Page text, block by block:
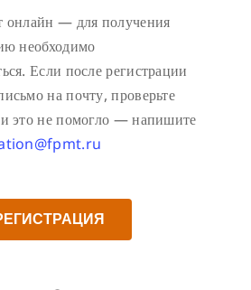
онлайн — для получения
необходимо
Если после регистрации
на почту, проверьте
это не помогло — напишите